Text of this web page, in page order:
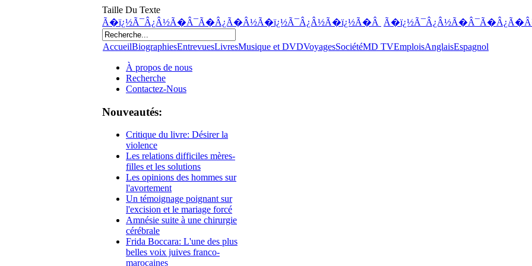
Taille Du Texte
Ã�ï¿½Ã¯Â¿Â½Ã�Â¯Ã�Â¿Ã�Â½Ã�ï¿½Ã¯Â¿Â½Ã�ï¿½Ã�Â
AccueilBiographiesEntrevuesLivresMusique et DVDVoyagesSociétéMD TVEmploisAnglaisEspagnol
À propos de nous
Recherche
Contactez-Nous
Nouveautés:
Critique du livre: Désirer la
violence
Les relations difficiles mères-
filles et les solutions
Les opinions des hommes sur
l'avortement
Un témoignage poignant sur
l'excision et le mariage forcé
Amnésie suite à une chirurgie
cérébrale
Frida Boccara: L'une des plus
belles voix juives franco-
marocaines